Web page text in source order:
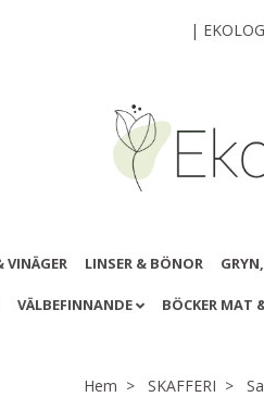
|
VINÄGER LINSER & BÖNOR
VÄLBEFINNANDE BÖCKER MAT
Hem SKAFFERI